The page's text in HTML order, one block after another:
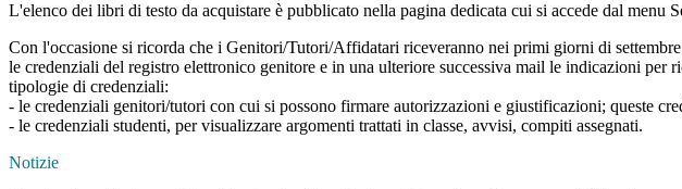
L'elenco dei libri di testo da acquistare è pubblicato nella pagina dedicata cui si accede dal menu
Con l'occasione si ricorda che i Genitori/Tutori/Affidatari riceveranno nei primi giorni di
le credenziali del registro elettronico genitore e in una ulteriore successiva mail le indicazioni
tipologie di credenziali:
- le credenziali genitori/tutori con cui si possono firmare autorizzazioni e giustificazioni; queste
- le credenziali studenti, per visualizzare argomenti trattati in classe, avvisi, compiti assegnati.
Notizie